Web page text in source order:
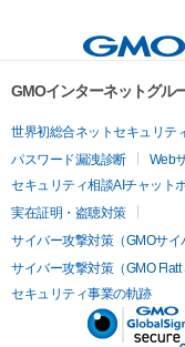
GMOインターネットグル
世界初総合ネットセキュリテ
パスワード漏洩診断
Web
セキュリティ相談AIチャット
実在証明・盗聴対策
サイバー攻撃対策（GMOサイ
サイバー攻撃対策（GMO Flatt
セキュリティ事業の軌跡